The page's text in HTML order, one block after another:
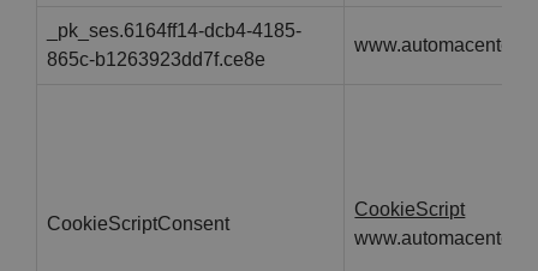
_pk_ses.6164ff14-dcb4-4185-
865c-b1263923dd7f.ce8e
www.automacenter.it
CookieScriptConsent
CookieScript
www.automacenter.it